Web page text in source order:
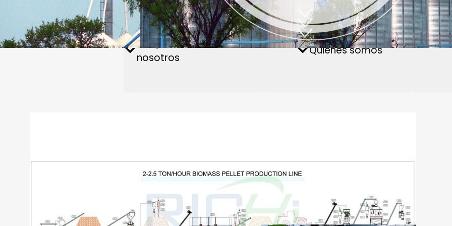
Recambios y accesorios
Planta de piensos
Planta de pellets de
Planta de pellets
piensos acuáticos
Noticias Preguntas frecuentes
Póngase en contacto con
nosotros
Quiénes somos